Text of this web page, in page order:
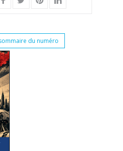
du numéro